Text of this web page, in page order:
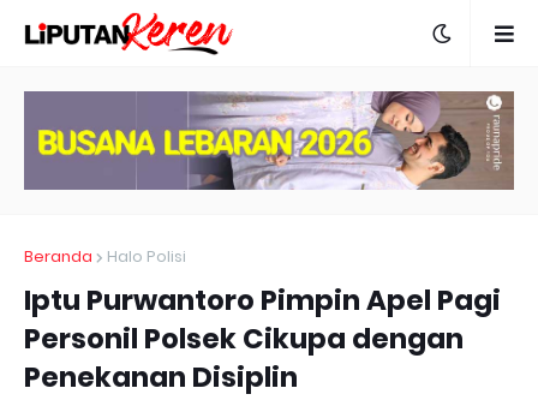
Beranda Halo Polisi
Iptu Purwantoro Pimpin Apel Pagi
Personil Polsek Cikupa dengan
Penekanan Disiplin